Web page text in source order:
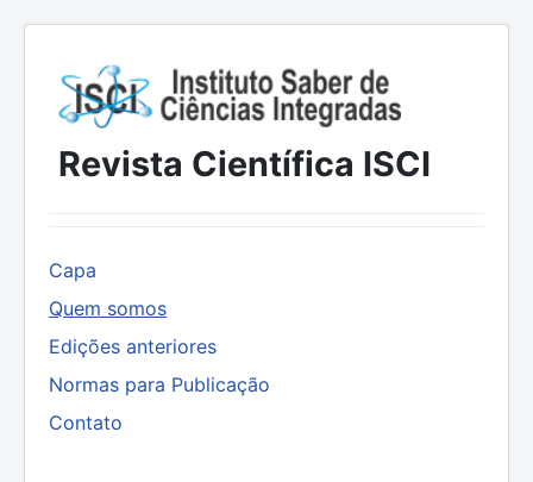
Revista Científica ISCI
Capa
Quem somos
Edições anteriores
Normas para Publicação
Contato